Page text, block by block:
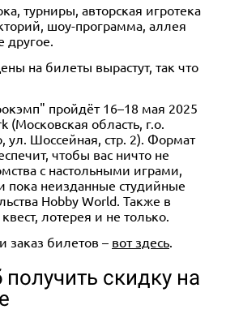
турниры, авторская игротека
шоу-программа, аллея
другое.
на билеты вырастут, так что
пройдёт 16–18 мая 2025
(Московская область, г.о.
ул. Шоссейная, стр. 2). Формат
чтобы вас ничто не
с настольными играми,
пока неизданные студийные
Hobby World. Также в
лотерея и не только.
заказ билетов – вот здесь
получить скидку на